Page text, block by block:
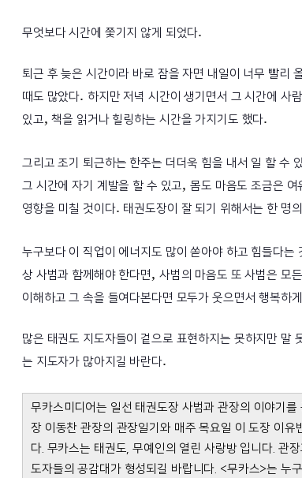
무엇보다 시간에 쫓기지 않게 되었다.
퇴근 후 늦은 시간이라 바로 잠을 자면 내일이 너무 빨리
때도 많았다. 하지만 저녁 시간이 생기면서 그 시간에 사
있고,책을 읽거나 힐링하는 시간을 가지기도 했다.
그리고 조기 퇴근하는 한주는 더더욱 힘을 내서 일 할 수
그 시간에 자기 계발을 할 수 있고,몸도 마음도 조금은 여
영향을 미칠 것이다. 태권도장이 잘 되기 위해서는 한 명
누구보다 이 직업이 에너지도 많이 쏟아야 하고 힘들다는
상 사범과 함께해야 한다면, 사범의 마음도 또 사범은 모
이해하고 그 속을 들여다본다면 모두가 웃으면서 행복하
많은 태권도 지도자들이 겉으로 표현하지는 못하지만 말
는 지도자가 많아지길 바란다.
무카스미디어는 일선 태권도장 사범과 관장의 이야기
장 이동찬 관장의 관장일기와 매주 목요일 이 도장 이
다. 무카스는 태권도, 무예인의 열린 사랑방 입니다. 관
도자들의 공감대가 형성되길 바랍니다. <무카스>는 누